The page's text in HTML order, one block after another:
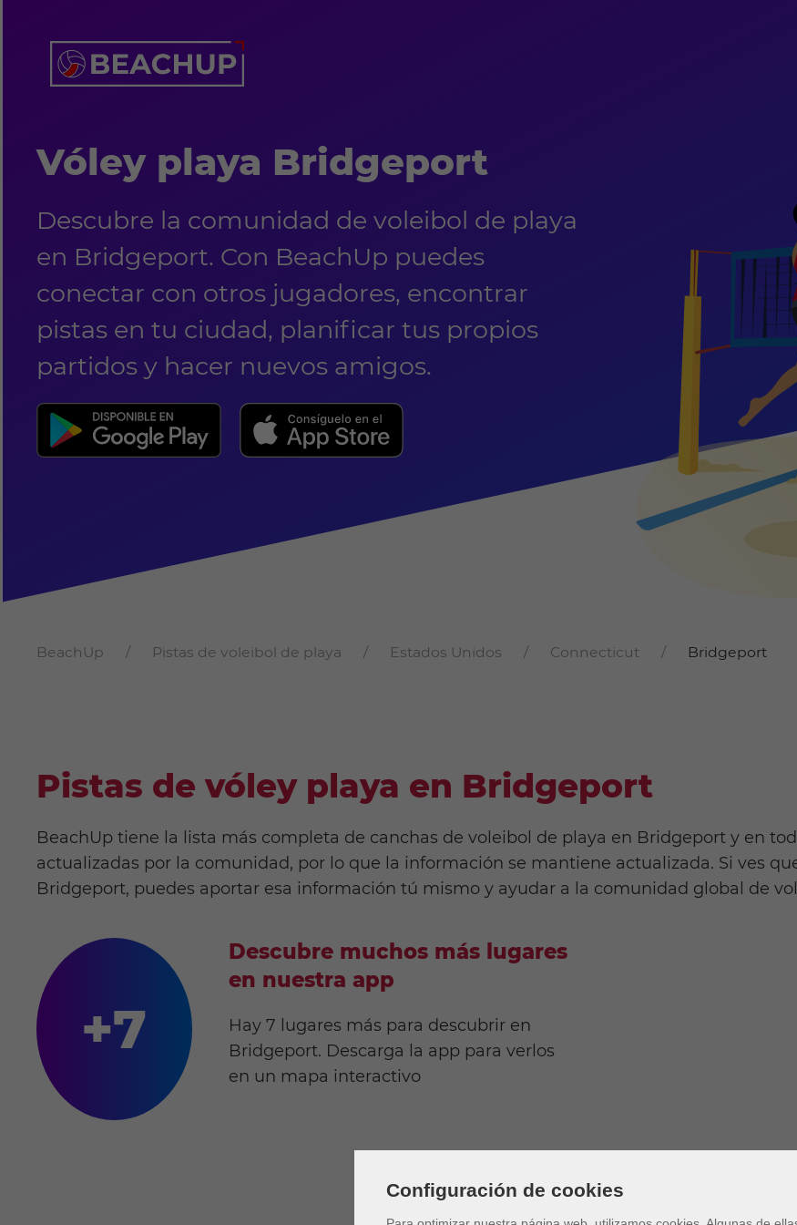
Configuración de cookies
Vóley playa Bridgeport
Descubre la comunidad de voleibol de playa
en Bridgeport. Con BeachUp puedes
conectar con otros jugadores, encontrar
pistas en tu ciudad, planificar tus propios
partidos y hacer nuevos amigos.
BeachUp Pistas de voleibol de playa Estados Unidos Connecticut Bridgeport
Pistas de vóley playa en Bridgeport
BeachUp tiene la lista más completa de canchas de voleibol de playa en Bridgeport y en
actualizadas por la comunidad, por lo que la información se mantiene actualizada. Si ves
Bridgeport, puedes aportar esa información tú mismo y ayudar a la comunidad global de
+7
Descubre muchos más lugares
en nuestra app
Hay 7 lugares más para descubrir en
Bridgeport. Descarga la app para verlos
en un mapa interactivo